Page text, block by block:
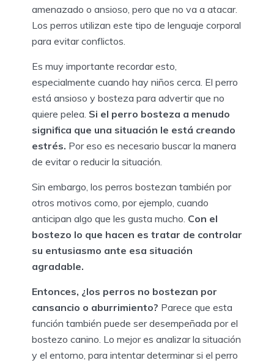
amenazado o ansioso, pero que no va a atacar.
Los perros utilizan este tipo de lenguaje corporal
para evitar conflictos.
Es muy importante recordar esto,
especialmente cuando hay niños cerca. El perro
está ansioso y bosteza para advertir que no
quiere pelea. Si el perro bosteza a menudo
significa que una situación le está creando
estrés. Por eso es necesario buscar la manera
de evitar o reducir la situación.
Sin embargo, los perros bostezan también por
otros motivos como, por ejemplo, cuando
anticipan algo que les gusta mucho. Con el
bostezo lo que hacen es tratar de controlar
su entusiasmo ante esa situación
agradable.
Entonces, ¿los perros no bostezan por
cansancio o aburrimiento? Parece que esta
función también puede ser desempeñada por el
bostezo canino. Lo mejor es analizar la situación
y el entorno, para intentar determinar si el perro